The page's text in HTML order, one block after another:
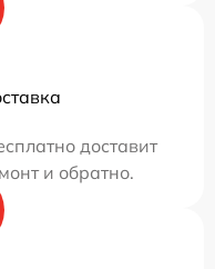
доставит
и обратно.